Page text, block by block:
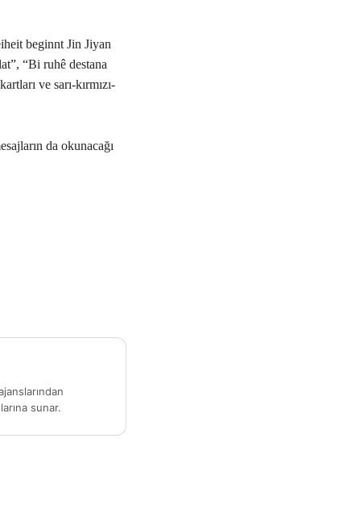
beginnt Jin Jiyan
“Bi ruhê destana
ve sarı-kırmızı-
da okunacağı
sunar.